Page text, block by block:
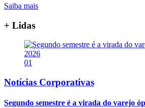
Saiba mais
+ Lidas
01
Notícias Corporativas
Segundo semestre é a virada do varejo